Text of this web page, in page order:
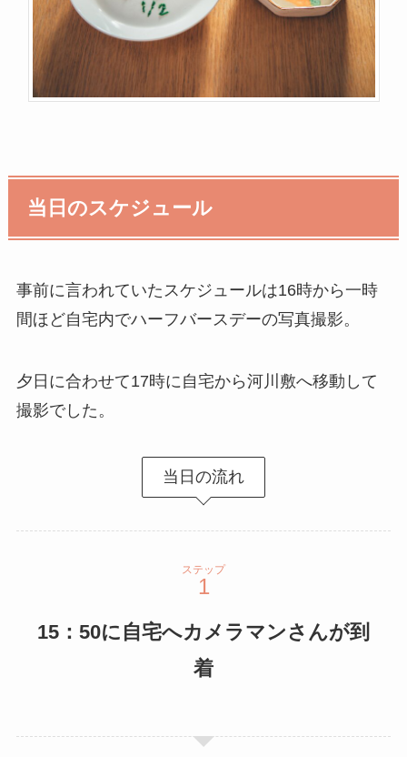
当日のスケジュール
事前に言われていたスケジュールは16時から一時
間ほど自宅内でハーフバースデーの写真撮影。
夕日に合わせて17時に自宅から河川敷へ移動して
撮影でした。
当日の流れ
ステップ
15：50に自宅へカメラマンさんが到
着